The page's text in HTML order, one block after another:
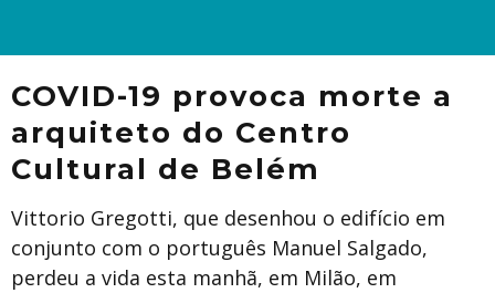
COVID-19 provoca morte a
arquiteto do Centro
Cultural de Belém
Vittorio Gregotti, que desenhou o edifício em
conjunto com o português Manuel Salgado,
perdeu a vida esta manhã, em Milão, em